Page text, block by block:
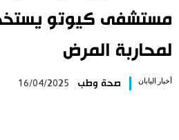
مستشفى كيوتو
لمحاربة المرض
أخبار اليابان صحة وطب 16/04/2025